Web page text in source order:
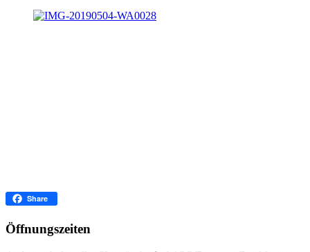
Facebook
Share
Öffnungszeiten